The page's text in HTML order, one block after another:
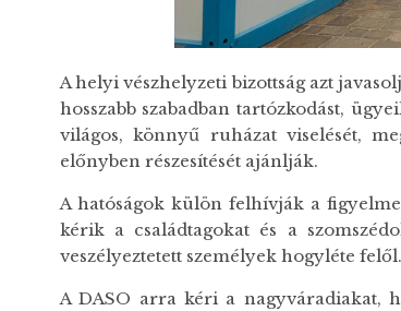
A helyi vészhelyzeti bizottság azt
hosszabb szabadban tartózkodást,
világos, könnyű ruházat viselését,
előnyben részesítését ajánlják.
A hatóságok külön felhívják a
kérik a családtagokat és a
veszélyeztetett személyek hogyléte felől.
A DASO arra kéri a nagyváradiakat,